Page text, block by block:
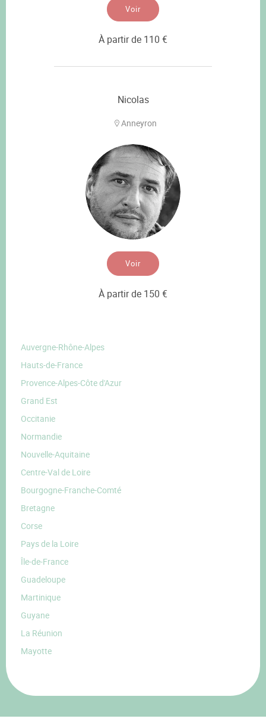
Voir
À partir de 110 €
Nicolas
Anneyron
Voir
À partir de 150 €
Auvergne-Rhône-Alpes
Hauts-de-France
Provence-Alpes-Côte d'Azur
Grand Est
Occitanie
Normandie
Nouvelle-Aquitaine
Centre-Val de Loire
Bourgogne-Franche-Comté
Bretagne
Corse
Pays de la Loire
Île-de-France
Guadeloupe
Martinique
Guyane
La Réunion
Mayotte